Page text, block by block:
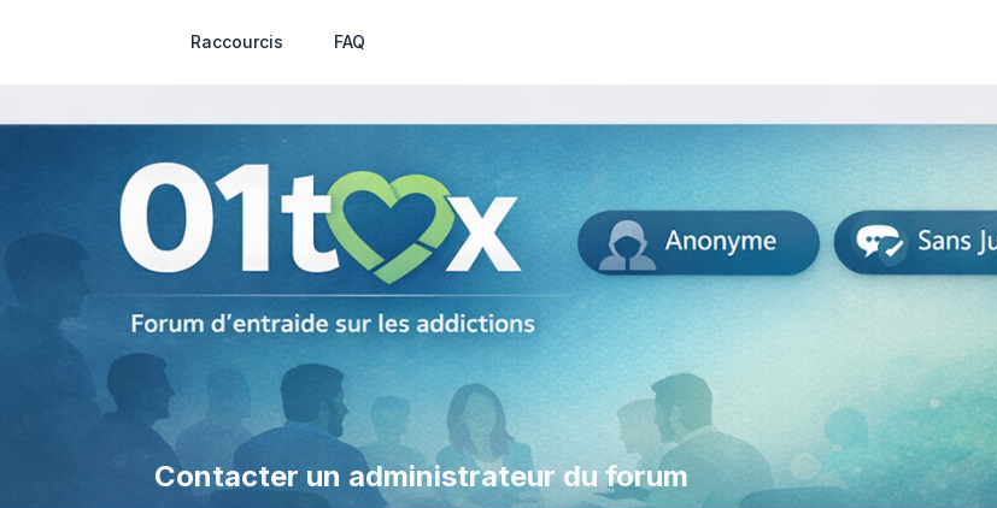
Raccourcis FAQ
Contacter un administrateur du forum